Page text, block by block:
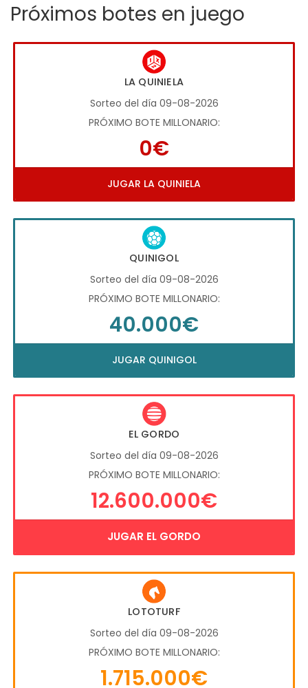
Próximos botes en juego
LA QUINIELA
Sorteo del día 09-08-2026
PRÓXIMO BOTE MILLONARIO:
0€
JUGAR LA QUINIELA
QUINIGOL
Sorteo del día 09-08-2026
PRÓXIMO BOTE MILLONARIO:
40.000€
JUGAR QUINIGOL
EL GORDO
Sorteo del día 09-08-2026
PRÓXIMO BOTE MILLONARIO:
12.600.000€
JUGAR EL GORDO
LOTOTURF
Sorteo del día 09-08-2026
PRÓXIMO BOTE MILLONARIO:
1.715.000€